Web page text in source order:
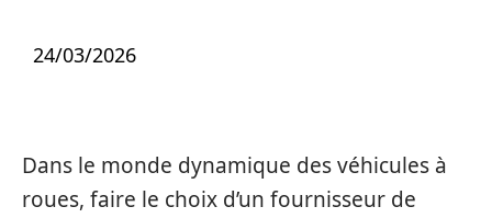
24/03/2026
Dans le monde dynamique des véhicules à
roues, faire le choix d’un fournisseur de